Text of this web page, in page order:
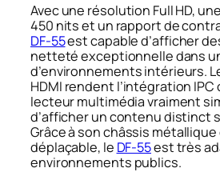
Avec une résolution Full HD,
450 nits et un rapport de
DF-55est capable d’afficher
netteté exceptionnelle dans
d’environnements intérieurs.
HDMI rendent l’intégration IPC
lecteur multimédia vraiment
d’afficher un contenu distinct
Grâce à son châssis
déplaçable, le DF-55est très
environnements publics.